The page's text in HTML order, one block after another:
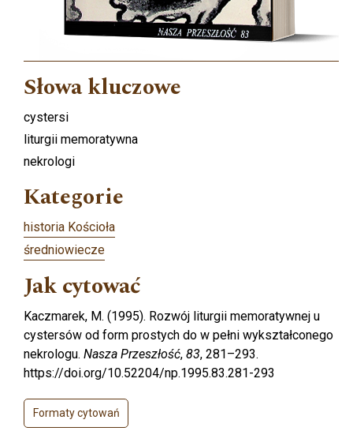
Słowa kluczowe
cystersi
liturgii memoratywna
nekrologi
Kategorie
historia Kościoła
średniowiecze
Jak cytować
Kaczmarek, M. (1995). Rozwój liturgii memoratywnej u
cystersów od form prostych do w pełni wykształconego
nekrologu. Nasza Przeszłość, 83, 281–293.
https://doi.org/10.52204/np.1995.83.281-293
Formaty cytowań